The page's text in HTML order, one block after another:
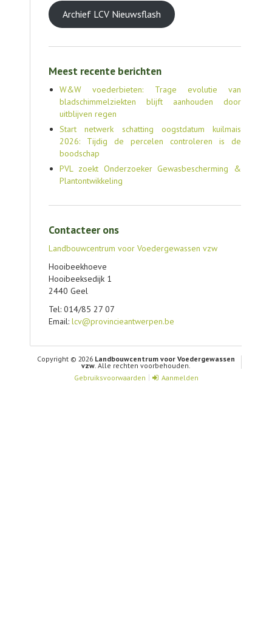
Archief LCV Nieuwsflash
Meest recente berichten
W&W voederbieten: Trage evolutie van
bladschimmelziekten blijft aanhouden door
uitblijven regen
Start netwerk schatting oogstdatum kuilmais
2026: Tijdig de percelen controleren is de
boodschap
PVL zoekt Onderzoeker Gewasbescherming &
Plantontwikkeling
Contacteer ons
Landbouwcentrum voor Voedergewassen vzw
Hooibeekhoeve
Hooibeeksedijk 1
2440 Geel
Tel: 014/85 27 07
Email: lcv@provincieantwerpen.be
Copyright © 2026 Landbouwcentrum voor Voedergewassen
vzw. Alle rechten voorbehouden.
Gebruiksvoorwaarden
Aanmelden